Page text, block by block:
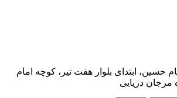
حسین، ابتدای بلوار هفت تیر، کوچه امام
دریایی